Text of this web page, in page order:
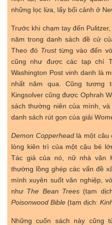
những lọc lừa, lấy bối cảnh ở
Trước khi chạm tay đến
năm trong danh sách đề cử
Theo đó Trusttừng vào đến
cũng như được các tạp chí
Washington Post vinh danh là
nhất năm qua. Cũng tương
Kingsolver cũng được Ophrah
sách thường niên của mình,
danh sách rút gọn của giải
Demon Copperheadlà một câu
lòng kiên trì của một cậu bé
Tác giả của nó, nữ nhà văn
thường lồng ghép các vấn đề
mình xuyên suốt văn nghiệp,
như The Bean Trees(tạm
Poisonwood Bible (tạm dịch:
Những cuốn sách này cũng